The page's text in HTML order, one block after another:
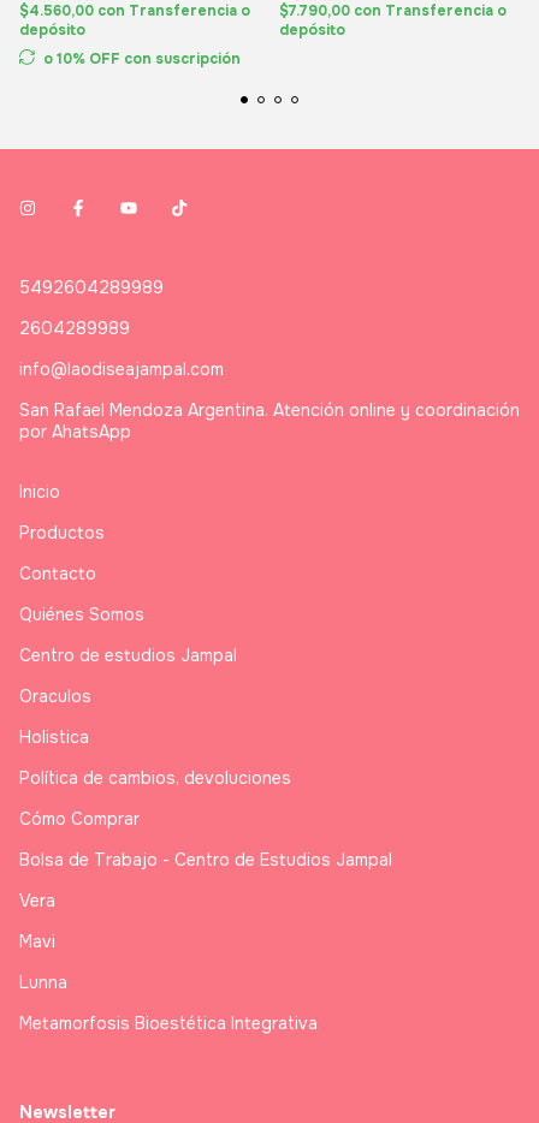
$4.560,00 con Transferencia o
depósito
o 10% OFF con suscripción
$7.790,00 con Transferencia o
depósito
5492604289989
2604289989
info@laodiseajampal.com
San Rafael Mendoza Argentina. Atención online y coordinación
por AhatsApp
Inicio
Productos
Contacto
Quiénes Somos
Centro de estudios Jampal
Oraculos
Holistica
Política de cambios, devoluciones
Cómo Comprar
Bolsa de Trabajo - Centro de Estudios Jampal
Vera
Mavi
Lunna
Metamorfosis Bioestética Integrativa
Newsletter